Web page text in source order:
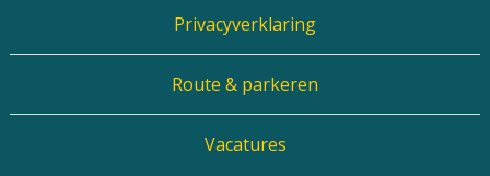
Privacyverklaring
Route & parkeren
Vacatures